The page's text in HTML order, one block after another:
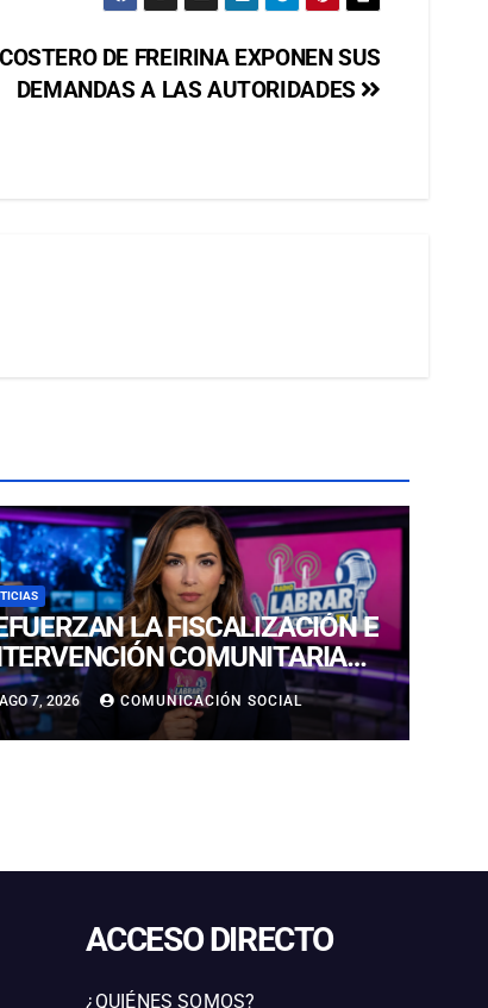
DE FREIRINA EXPONEN SUS
DEMANDAS A LAS AUTORIDADES
LA FISCALIZACIÓN E
COMUNITARIA
OPERATIVO CONJUNTO EN
AGO 7, 2026 COMUNICACIÓN SOCIAL
ACCESO DIRECTO
¿QUIÉNES SOMOS?